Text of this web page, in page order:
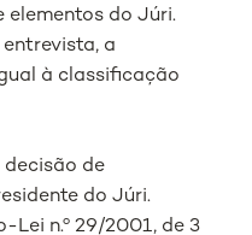
elementos do Júri.
a
à classificação
decisão de
do Júri.
Lei n.º 29/2001, de 3